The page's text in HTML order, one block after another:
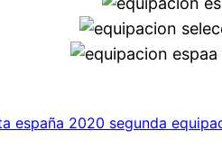
españa 2020 segunda